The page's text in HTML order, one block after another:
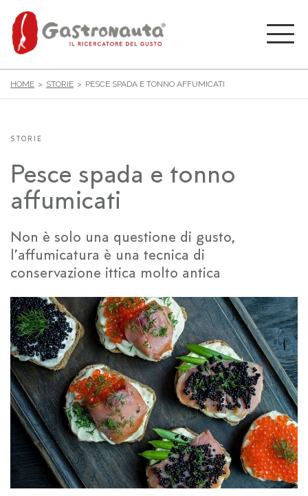
HOME STORIE PESCE SPADA E TONNO AFFUMICATI
STORIE
Pesce spada e tonno
affumicati
Non è solo una questione di gusto,
l’affumicatura è una tecnica di
conservazione ittica molto antica